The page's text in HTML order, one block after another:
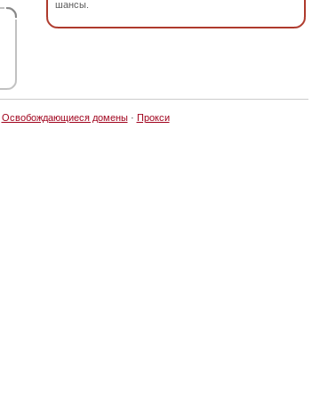
шансы.
Освобождающиеся домены· Прокси